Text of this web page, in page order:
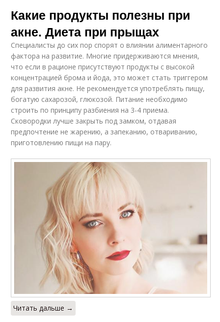
Какие продукты полезны при
акне. Диета при прыщах
Специалисты до сих пор спорят о влиянии алиментарного
фактора на развитие. Многие придерживаются мнения,
что если в рационе присутствуют продукты с высокой
концентрацией брома и йода, это может стать триггером
для развития акне. Не рекомендуется употреблять пищу,
богатую сахарозой, глюкозой. Питание необходимо
строить по принципу разбиения на 3-4 приема.
Сковородки лучше закрыть под замком, отдавая
предпочтение не жарению, а запеканию, отвариванию,
приготовлению пищи на пару.
Читать дальше →